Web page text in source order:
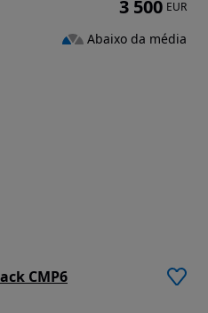
CMP6
3 500 EUR
Abaixo da média